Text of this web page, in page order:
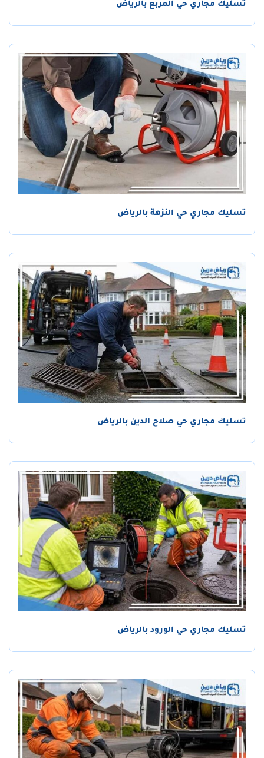
تسليك مجاري حي المربع بالرياض
تسليك مجاري حي النزهة بالرياض
تسليك مجاري حي صلاح الدين بالرياض
تسليك مجاري حي الورود بالرياض